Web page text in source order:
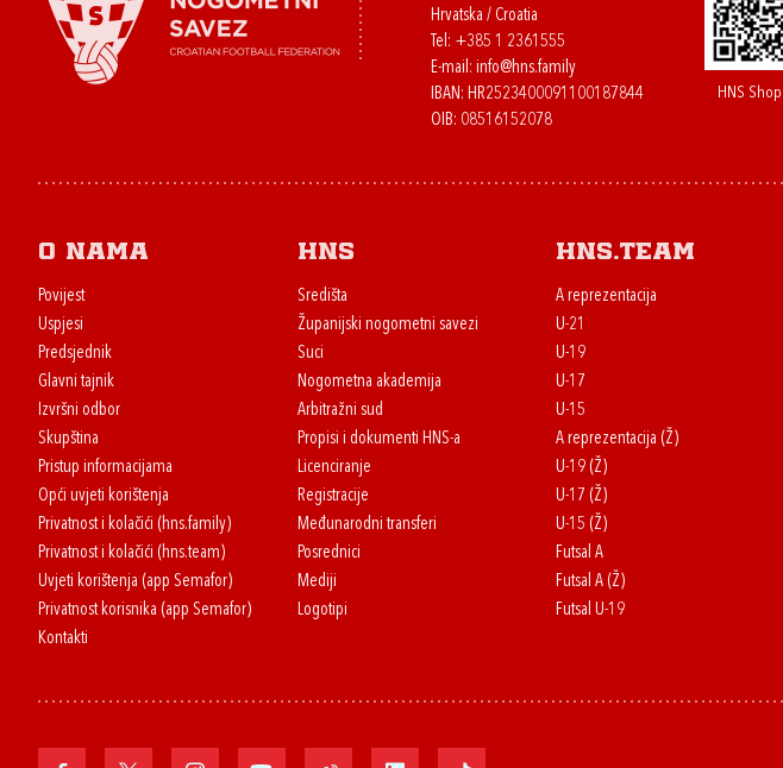
Hrvatska / Croatia
Tel: +385 1 2361555
E-mail: info@hns.family
IBAN: HR2523400091100187844
OIB: 08516152078
HNS
O nama
Povijest
Uspjesi
Predsjednik
Glavni tajnik
Izvršni odbor
Skupština
Pristup informacijama
Opći uvjeti korištenja
Privatnost i kolačići (hns.family)
Privatnost i kolačići (hns.team)
Uvjeti korištenja (app Semafor)
Privatnost korisnika (app Semafor)
Kontakti
HNS
Središta
Županijski nogometni savezi
Suci
Nogometna akademija
Arbitražni sud
Propisi i dokumenti HNS-a
Licenciranje
Registracije
Međunarodni transferi
Posrednici
Mediji
Logotipi
HNS.team
A reprezentacija
U-21
U-19
U-17
U-15
A reprezentacija (Ž)
U-19 (Ž)
U-17 (Ž)
U-15 (Ž)
Futsal A
Futsal A (Ž)
Futsal U-19